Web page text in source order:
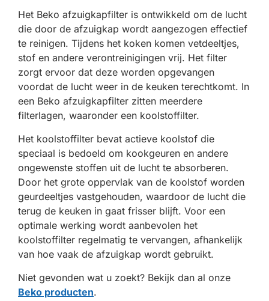
Het Beko afzuigkapfilter is ontwikkeld om de lucht
die door de afzuigkap wordt aangezogen effectief
te reinigen. Tijdens het koken komen vetdeeltjes,
stof en andere verontreinigingen vrij. Het filter
zorgt ervoor dat deze worden opgevangen
voordat de lucht weer in de keuken terechtkomt. In
een Beko afzuigkapfilter zitten meerdere
filterlagen, waaronder een koolstoffilter.
Het koolstoffilter bevat actieve koolstof die
speciaal is bedoeld om kookgeuren en andere
ongewenste stoffen uit de lucht te absorberen.
Door het grote oppervlak van de koolstof worden
geurdeeltjes vastgehouden, waardoor de lucht die
terug de keuken in gaat frisser blijft. Voor een
optimale werking wordt aanbevolen het
koolstoffilter regelmatig te vervangen, afhankelijk
van hoe vaak de afzuigkap wordt gebruikt.
Niet gevonden wat u zoekt? Bekijk dan al onze
Beko producten.